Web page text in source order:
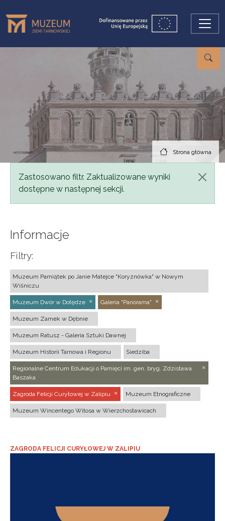
Strona główna
Komunikat
Zastosowano filtr. Zaktualizowane wyniki
dostępne w następnej sekcji.
Informacje
Filtry:
Muzeum Pamiątek po Janie Matejce "Koryznówka" w Nowym
Wiśniczu
Muzeum Dwór w Dołędze Galeria "Panorama"
Muzeum Zamek w Dębnie
Muzeum Ratusz - Galeria Sztuki Dawnej
Muzeum Historii Tarnowa i Regionu Siedziba
Regionalne Centrum Edukacji o Pamięci im. gen. bryg. Zdzisława
Baszaka
Zagroda Felicji Curyłowej w Zalipiu Muzeum Etnograficzne
Muzeum Wincentego Witosa w Wierzchosławicach
ZAGRODA FELICJI CURYŁOWEJ W ZALIPIU